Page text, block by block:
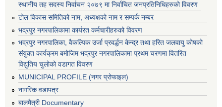
स्थानीय तह सदस्य निर्वाचन २०७९ मा निर्वाचित जनप्रतिनिधिहरुको विवरण
टोल विकास समितिको नाम, अध्यक्षको नाम र सम्पर्क नम्बर
भद्रपुर नगरपालिकामा कार्यरत कर्मचारीहरुको विवरण
भद्रपुर नगरपालिका, वैकल्पिक उर्जा प्रवर्द्धन केन्द्र तथा हरित जलवायु कोषको
संयुक्त कार्यक्रम बमोजिम भद्रपुर नगरपालिकामा प्रथम चरणमा वितरित
विद्युतिय चुलोको वडागत विवरण
MUNICIPAL PROFILE (नगर प्रोफाइल)
नागरिक वडापत्र
बालमैत्री Documentary